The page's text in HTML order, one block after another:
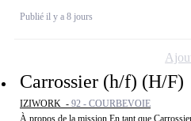
Publié il y a 8 jours
Carrossier (h/f) (H/F)
IZIWORK - 92 - COURBEVOIE